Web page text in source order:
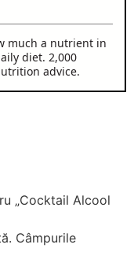
much a nutrient in
diet. 2,000
advice.
„Cocktail Alcool
Câmpurile